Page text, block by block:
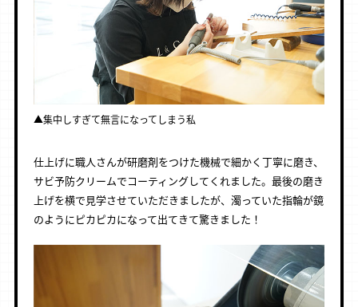
▲集中しすぎて無言になってしまう私
仕上げに職人さんが研磨剤をつけた機械で細かく丁寧に磨き、
サビ予防クリームでコーティングしてくれました。最後の磨き
上げを横で見学させていただきましたが、濁っていた指輪が鏡
のようにピカピカになって出てきて驚きました！